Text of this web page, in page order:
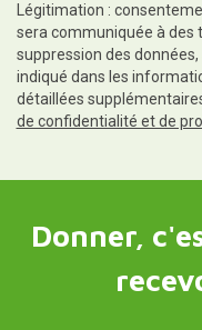
Légitimation :
sera communiquée à des
suppression des
indiqué dans les
détaillées
de confidentialité et de
Donner,